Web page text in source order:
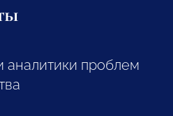
аналитики проблем